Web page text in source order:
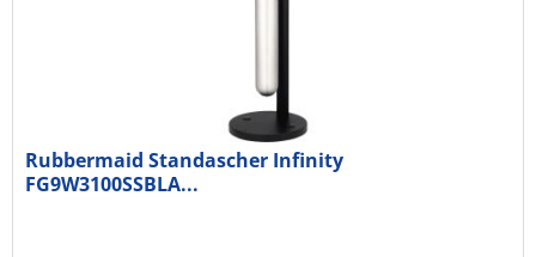
Rubbermaid Standascher Infinity
FG9W3100SSBLA...